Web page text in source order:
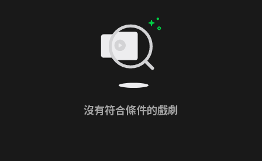
沒有符合條件的戲劇